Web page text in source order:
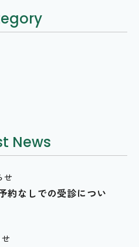
News
せ
約なしでの受診につい